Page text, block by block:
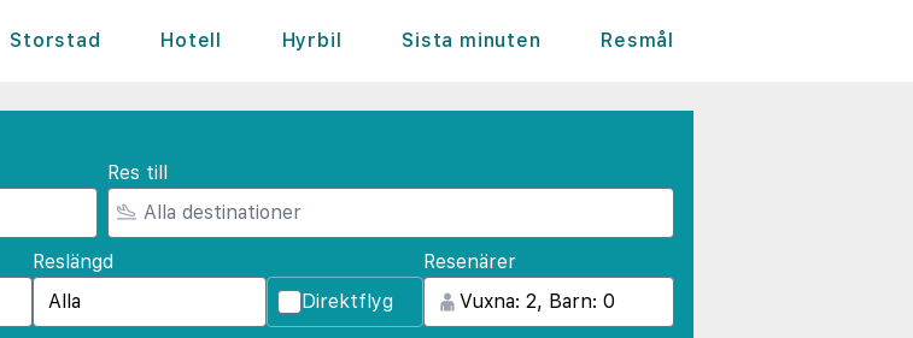
Storstad Hotell Hyrbil Sista minuten Resmål
Res till
Reslängd
Direktflyg
Resenärer